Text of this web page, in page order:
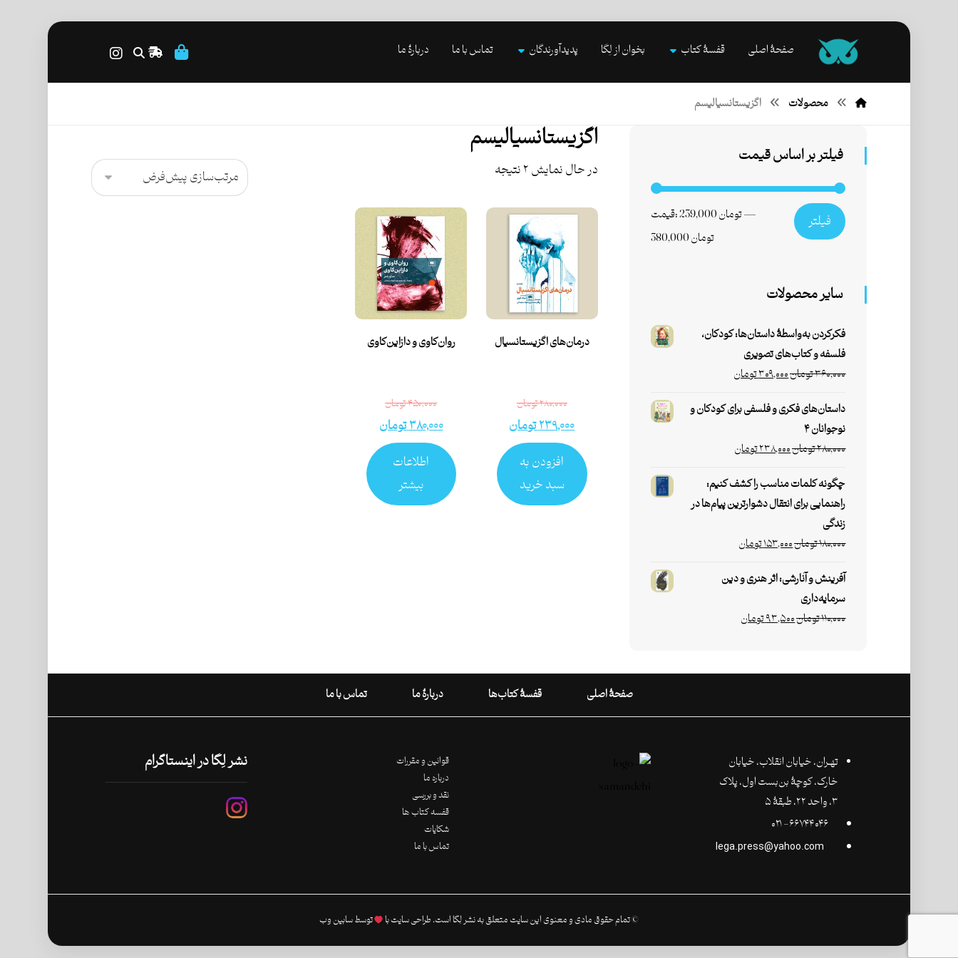
صفحۀ اصلی قفسۀ کتاب بخوان از لِگا پدیدآورندگان تماس با ما دربارۀ ما
محصولات اگزیستانسیالیسم
اگزیستانسیالیسم
در حال نمایش ۲ نتیجه
درمان‌های اگزیستانسیال
۲۸۰,۰۰۰تومان
۲۳۹,۰۰۰تومان
افزودن به
سبد خرید
روان‌کاوی و دازاین‌کاوی
۴۵۰,۰۰۰تومان
۳۸۰,۰۰۰تومان
اطلاعات
بیشتر
فیلتر بر اساس قیمت
فیلتر قیمت: 239,000 تومان—
380,000 تومان
سایر محصولات
فکرکردن به‌واسطۀ داستان‌ها: کودکان،
فلسفه و کتاب‌های تصویری
۳۶۰,۰۰۰تومان۳۰۹,۰۰۰تومان
داستان‌های فکری و فلسفی برای کودکان و
نوجوانان ۴
۲۸۰,۰۰۰تومان۲۳۸,۰۰۰تومان
چگونه کلمات مناسب را کشف کنیم:
راهنمایی برای انتقال دشوارترین پیام‌ها در
زندگی
۱۸۰,۰۰۰تومان۱۵۳,۰۰۰تومان
آفرینش و آنارشی: اثر هنری و دین
سرمایه‌داری
۱۱۰,۰۰۰تومان۹۳,۵۰۰تومان
صفحۀ اصلی قفسۀ کتاب‌ها دربارۀ ما تماس با ما
تهـران،‌ خیابان انقلاب، خیابان
خارک، کوچۀ بن‌بست اول، پلاک
۳، واحد ۲۲، طبقۀ ۵
قوانین و مقررات
درباره ما
نقد و بررسی
قفسه کتاب ها
شکایات
تماس با ما
نشر لِگا در اینستاگرام
© تمام حقوق مادی و معنوی این سایت متعلق به نشر لِگا است. طراحی سایت با توسطسابین وب